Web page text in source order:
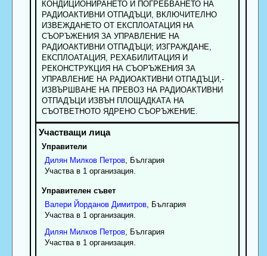
КОНДИЦИОНИРАНЕТО И ПОГРЕБВАНЕТО НА
РАДИОАКТИВНИ ОТПАДЪЦИ, ВКЛЮЧИТЕЛНО
ИЗВЕЖДАНЕТО ОТ ЕКСПЛОАТАЦИЯ НА
СЪОРЪЖЕНИЯ ЗА УПРАВЛЕНИЕ НА
РАДИОАКТИВНИ ОТПАДЪЦИ; ИЗГРАЖДАНЕ,
ЕКСПЛОАТАЦИЯ, РЕХАБИЛИТАЦИЯ И
РЕКОНСТРУКЦИЯ НА СЪОРЪЖЕНИЯ ЗА
УПРАВЛЕНИЕ НА РАДИОАКТИВНИ ОТПАДЪЦИ,-
ИЗВЪРШВАНЕ НА ПРЕВОЗ НА РАДИОАКТИВНИ
ОТПАДЪЦИ ИЗВЪН ПЛОЩАДКАТА НА
СЪОТВЕТНОТО ЯДРЕНО СЪОРЪЖЕНИЕ.
Управители
Дилян Милков Петров, България
Участва в 1 организация.
Управителен съвет
Валери Йорданов Димитров, България
Участва в 1 организация.
Дилян Милков Петров, България
Участва в 1 организация.